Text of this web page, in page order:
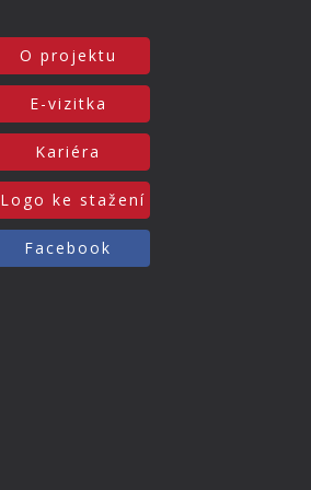
O projektu
E-vizitka
Kariéra
Logo ke stažení
Facebook